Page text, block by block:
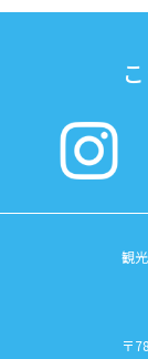
観
〒